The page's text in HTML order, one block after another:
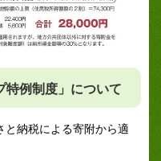
特例制度」について
と納税による寄附から適